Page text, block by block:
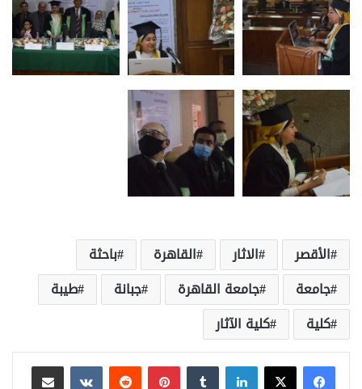
الأقصر الاثار القاهرة
باحثة
جامعة
جامعة القاهرة جبانة
طيبة
كلية
كلية الآثار
لينكدإن بينتيريست
مشاركة عبر البريد